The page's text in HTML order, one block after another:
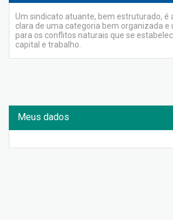
Um sindicato atuante, bem estruturado, é
clara de uma categoria bem organizada e
para os conflitos naturais que se
capital e trabalho.
Meus dados